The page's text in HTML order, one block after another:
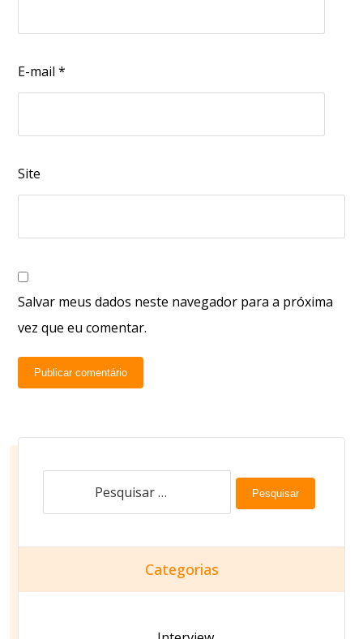
E-mail*
Site
Salvar meus dados neste navegador para a próxima
vez que eu comentar.
Publicar comentário
Pesquisar
Categorias